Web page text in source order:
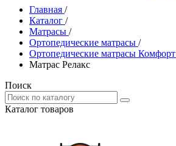
Главная /
Каталог /
Матрасы /
Ортопедические матрасы /
Ортопедические матрасы Комфорт
Матрас Релакс
Поиск
Каталог товаров